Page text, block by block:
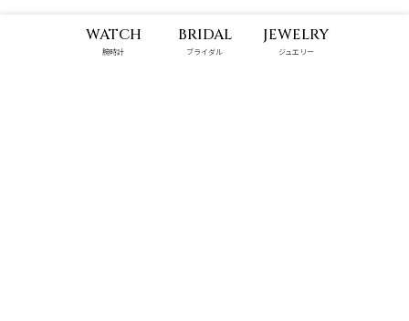
WATCH
腕時計
BRIDAL
ブライダル
JEWELRY
ジュエリー